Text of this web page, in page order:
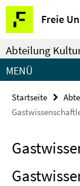
Springe
direkt
zu
Inhalt
Freie
Service-
Navigation
Abteilung
MENÜ
Startseite